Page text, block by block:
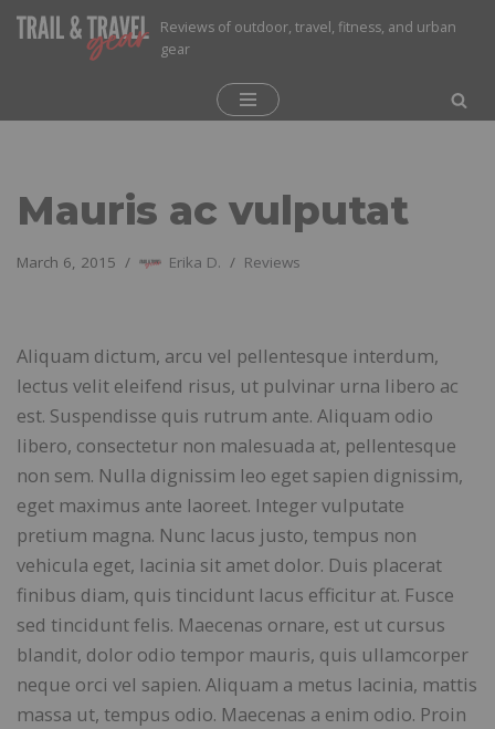
Reviews of outdoor, travel, fitness, and urban
gear
Mauris ac vulputat
March 6, 2015 Erika D. Reviews
Aliquam dictum, arcu vel pellentesque interdum,
lectus velit eleifend risus, ut pulvinar urna libero ac
est. Suspendisse quis rutrum ante. Aliquam odio
libero, consectetur non malesuada at, pellentesque
non sem. Nulla dignissim leo eget sapien dignissim,
eget maximus ante laoreet. Integer vulputate
pretium magna. Nunc lacus justo, tempus non
vehicula eget, lacinia sit amet dolor. Duis placerat
finibus diam, quis tincidunt lacus efficitur at. Fusce
sed tincidunt felis. Maecenas ornare, est ut cursus
blandit, dolor odio tempor mauris, quis ullamcorper
neque orci vel sapien. Aliquam a metus lacinia, mattis
massa ut, tempus odio. Maecenas a enim odio. Proin